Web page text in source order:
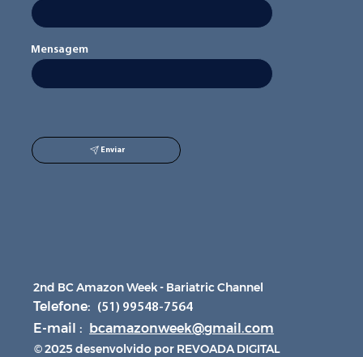
Mensagem
Enviar
2nd BC Amazon Week - Bariatric Channel
Telefone: (51) 99548-7564
E-mail : bcamazonweek@gmail.com
© 2025 desenvolvido por REVOADA DIGITAL